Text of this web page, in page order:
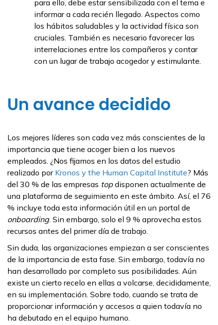
para ello, debe estar sensibilizada con el tema e
informar a cada recién llegado. Aspectos como
los hábitos saludables y la actividad física son
cruciales. También es necesario favorecer las
interrelaciones entre los compañeros y contar
con un lugar de trabajo acogedor y estimulante.
Un avance decidido
Los mejores líderes son cada vez más conscientes de la
importancia que tiene acoger bien a los nuevos
empleados. ¿Nos fijamos en los datos del estudio
realizado por Kronos y the Human Capital Institute? Más
del 30 % de las empresas top disponen actualmente de
una plataforma de seguimiento en este ámbito. Así, el 76
% incluye toda esta información útil en un portal de
onboarding. Sin embargo, solo el 9 % aprovecha estos
recursos antes del primer día de trabajo.
Sin duda, las organizaciones empiezan a ser conscientes
de la importancia de esta fase. Sin embargo, todavía no
han desarrollado por completo sus posibilidades. Aún
existe un cierto recelo en ellas a volcarse, decididamente,
en su implementación. Sobre todo, cuando se trata de
proporcionar información y accesos a quien todavía no
ha debutado en el equipo humano.